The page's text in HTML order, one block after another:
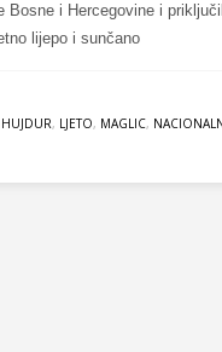
i Hercegovine i
lijepo i sunčano
, LJETO, MAGLIC,